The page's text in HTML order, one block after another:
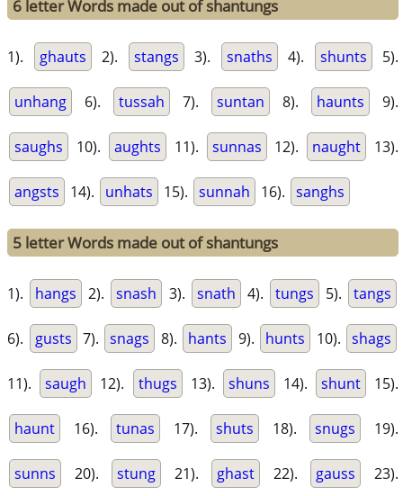
6 letter Words made out of shantungs
1). ghauts 2). stangs 3). snaths 4). shunts 5).
unhang 6). tussah 7). suntan 8). haunts 9).
saughs 10). aughts 11). sunnas 12). naught 13).
angsts 14). unhats 15). sunnah 16). sanghs
5 letter Words made out of shantungs
1). hangs 2). snash 3). snath 4). tungs 5). tangs
6). gusts 7). snags 8). hants 9). hunts 10). shags
11). saugh 12). thugs 13). shuns 14). shunt 15).
haunt 16). tunas 17). shuts 18). snugs 19).
sunns 20). stung 21). ghast 22). gauss 23).